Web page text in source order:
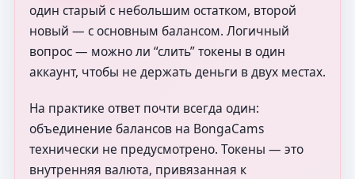
один старый с небольшим остатком, второй
новый — с основным балансом. Логичный
вопрос — можно ли “слить” токены в один
аккаунт, чтобы не держать деньги в двух местах.
На практике ответ почти всегда один:
объединение балансов на BongaCams
технически не предусмотрено. Токены — это
внутренняя валюта, привязанная к